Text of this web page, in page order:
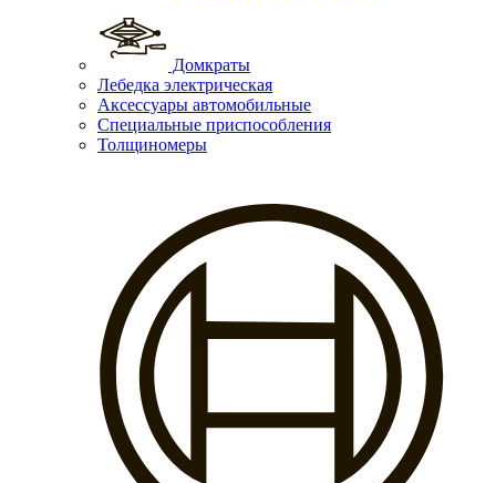
Домкраты
Лебедка электрическая
Аксессуары автомобильные
Специальные приспособления
Толщиномеры